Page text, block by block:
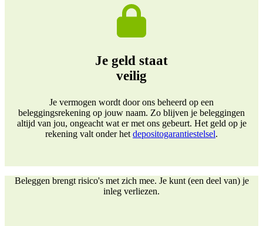
Je geld staat
veilig
Je vermogen wordt door ons beheerd op een
beleggingsrekening op jouw naam. Zo blijven je beleggingen
altijd van jou, ongeacht wat er met ons gebeurt. Het geld op je
rekening valt onder het depositogarantiestelsel.
Beleggen brengt risico's met zich mee. Je kunt (een deel van) je
inleg verliezen.